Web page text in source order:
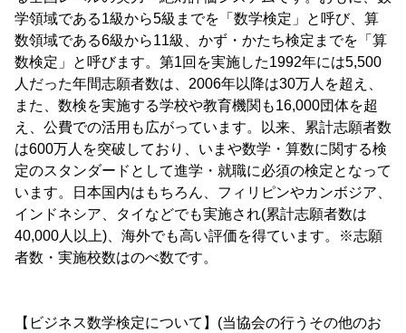
学領域である1級から5級までを「数学検定」と呼び、算
数領域である6級から11級、かず・かたち検定までを「算
数検定」と呼びます。第1回を実施した1992年には5,500
人だった年間志願者数は、2006年以降は30万人を超え、
また、数検を実施する学校や教育機関も16,000団体を超
え、公費での活用も広がっています。以来、累計志願者数
は600万人を突破しており、いまや数学・算数に関する検
定のスタンダードとして進学・就職に必須の検定となって
います。日本国内はもちろん、フィリピンやカンボジア、
インドネシア、タイなどでも実施され(累計志願者数は
40,000人以上)、海外でも高い評価を得ています。※志願
者数・実施校数はのべ数です。
【ビジネス数学検定について】(当協会の行うその他のお